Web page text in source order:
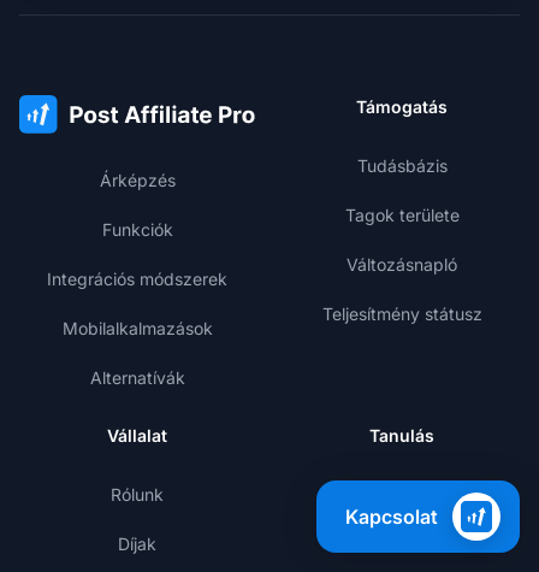
Árképzés
Funkciók
Integrációs módszerek
Mobilalkalmazások
Alternatívák
Támogatás
Tudásbázis
Tagok területe
Változásnapló
Teljesítmény státusz
Vállalat
Rólunk
Díjak
Tanulás
Kapcsolat